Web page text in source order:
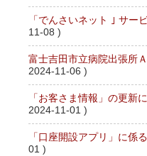
「でんさいネット ｣ サー
11-08 )
富士吉田市立病院出張所
2024-11-06 )
「お客さま情報」の更新
2024-11-01 )
「口座開設アプリ」に係
01 )